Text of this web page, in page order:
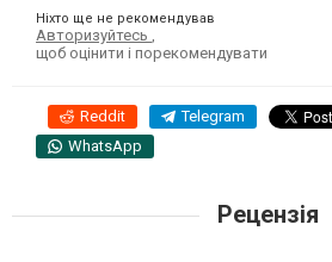
Ніхто ще не рекомендував
Авторизуйтесь
щоб оцінити і порекомендувати
Reddit Telegram
WhatsApp
Рецензія